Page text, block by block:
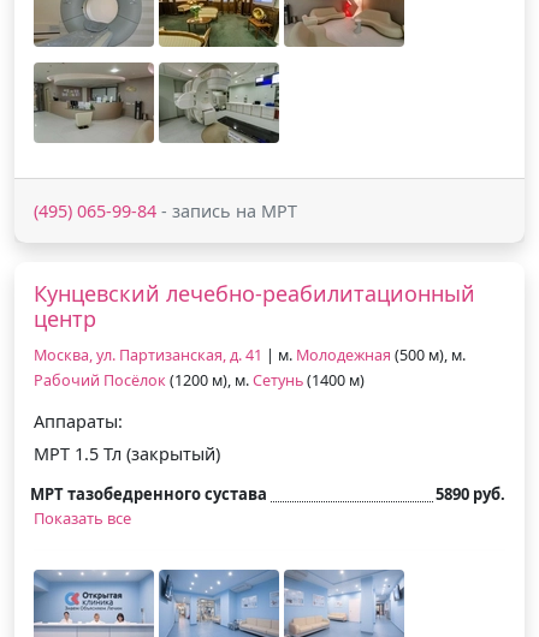
(495) 065-99-84 - запись на МРТ
Кунцевский лечебно-реабилитационный
центр
Москва, ул. Партизанская, д. 41 | м. Молодежная (500 м), м.
Рабочий Посёлок(1200 м), м.Сетунь(1400 м)
Аппараты:
МРТ 1.5 Тл (закрытый)
МРТ тазобедренного сустава
5890 руб.
Показать все